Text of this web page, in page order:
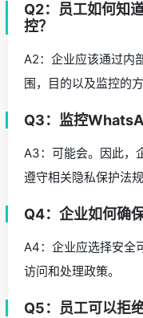
Q2：员工如何知
控？
A2：企业应该通过内
围，目的以及监控的方
Q3：监控
A3：可能会。因此，
遵守相关隐私保护法规
Q4：企业如何确
A4：企业应选择安全
访问和处理政策。
Q5：员工可以拒